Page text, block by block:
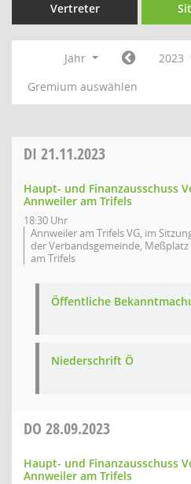
Vertreter
Jahr
2023
Gremium auswählen
DI 21.11.2023
Haupt- und Finanzausschuss
Annweiler am Trifels
18:30 Uhr
Annweiler am Trifels VG, im
der Verbandsgemeinde, Meßplatz
am Trifels
Öffentliche
Niederschrift Ö
DO 28.09.2023
Haupt- und Finanzausschuss
Annweiler am Trifels